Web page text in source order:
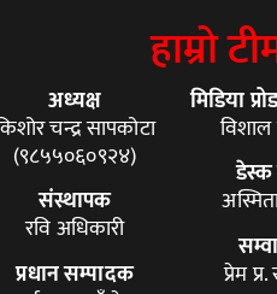
हाम्रो
अध्यक्ष
चन्द्र सापकोटा
(९८५५०६०९२४)
संस्थापक
रवि अधिकारी
प्रधान सम्पादक
मिडिया
डेस्क
प्रेम